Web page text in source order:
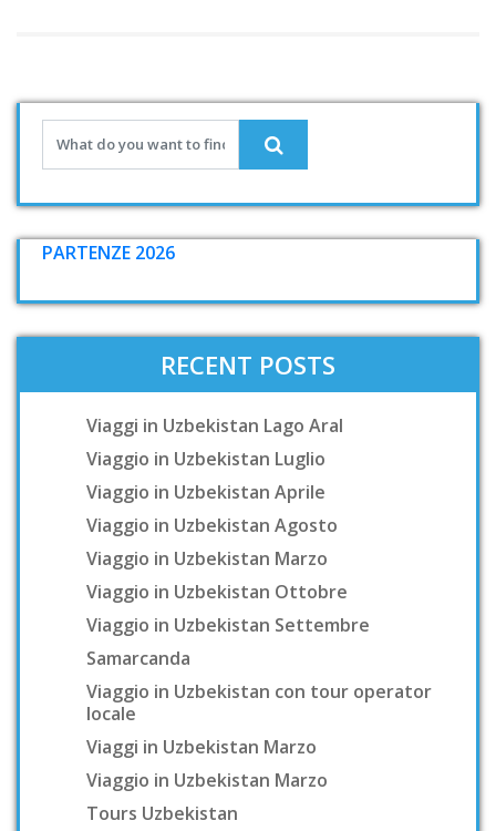
PARTENZE 2026
RECENT POSTS
Viaggi in Uzbekistan Lago Aral
Viaggio in Uzbekistan Luglio
Viaggio in Uzbekistan Aprile
Viaggio in Uzbekistan Agosto
Viaggio in Uzbekistan Marzo
Viaggio in Uzbekistan Ottobre
Viaggio in Uzbekistan Settembre
Samarcanda
Viaggio in Uzbekistan con tour operator
locale
Viaggi in Uzbekistan Marzo
Viaggio in Uzbekistan Marzo
Tours Uzbekistan